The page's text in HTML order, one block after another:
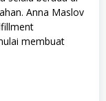
Anna Maslov
membuat